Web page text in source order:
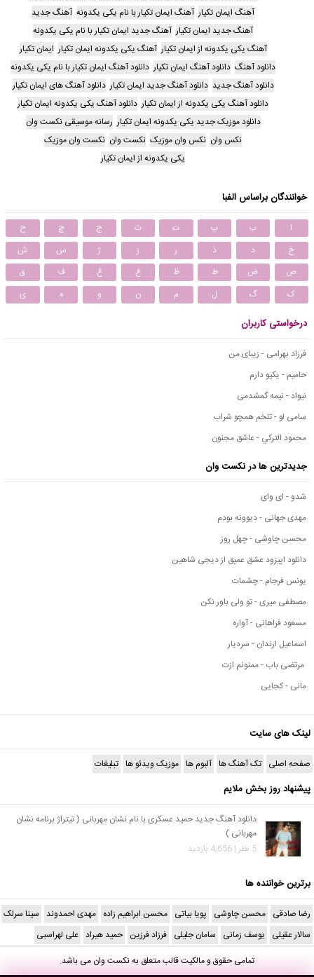
آهنگ ایمان تکیار آهنگ ایمان تکیار با نام یکی یکدونه آهنگ جدید
آهنگ جدید ایمان تکیار آهنگ جدید ایمان تکیار با نام یکی یکدونه
آهنگ یکی یکدونه از ایمان تکیار آهنگ یکی یکدونه ایمان تکیار ایمان تکیار
دانلود آهنگ دانلود آهنگ ایمان تکیار دانلود آهنگ ایمان تکیار با نام یکی یکدونه
دانلود آهنگ جدید دانلود آهنگ جدید ایمان تکیار دانلود آهنگ های ایمان تکیار
دانلود آهنگ یکی یکدونه از ایمان تکیار دانلود آهنگ یکی یکدونه ایمان تکیار
دانلود موزیک جدید یکی یکدونه ایمان تکیار رسانه موسیقی نکست وان
نکس وان نکس وان موزیک نکست وان نکست وان موزیک
یکی یکدونه از ایمان تکیار
خوانندگان براساس الفبا
ا ب پ ت ث ج چ
ح
خ
د ذ ر ز ژ س
ش
ص
ض ط ظ ع غ ف
ق
ک
گ ل م ن و ه ی
درخواستی کاربران
فرزاد بهرامی - زیبای من
حامیم - یکیو دارم
نیواد - نیمه گمشدمی
سامی لو - تلخم همچو شراب
محمود التركي - عاشق مجنون
جدیدترین ها در نکست وان
شدو - ای وای
مهدی جهانی - دیوونه بودم
محسن چاوشی - چهل روز
دانلود اپیزود عشق عمیق از دیجی شاهین
یونس فرجام - چشمات
مصطفی میری - تو ولی باور نکن
مسعود فراهانی - آواره
اسماعیل ارندان - سردیار
مرتضی باب - ممنونم ازت
مانی - کجایی
لینک های سایت
صفحه اصلی تک آهنگ ها آلبوم ها موزیک ویدئو ها تبلیغات
پیشنهاد روز بخش ملایم
دانلود آهنگ جدید حمید عسکری با نام نشان مهربانی ( تیتراژ برنامه نشان
مهربانی )
5 نظر | 4,656 بازدید
برترین خواننده ها
رضا صادقی محسن چاوشی پویا بیاتی محسن ابراهیم زاده مهدی احمدوند سینا سرلک
سالار عقیلی یوسف زمانی سامان جلیلی فرزاد فرزین حمید هیراد علی لهراسبی
تمامی حقوق و مالکیت قالب متعلق بهنکست وانمی باشد.